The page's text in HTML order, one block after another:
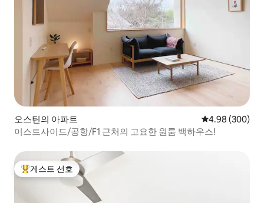
오스틴의 아파트 평점 4.98점(5
4.98 (300)
이스트사이드/공항/F1 근처의 고요한 원룸 백하우스!
상위 게스트 선호
게스트 선호